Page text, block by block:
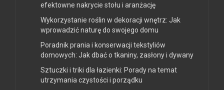
efektowne nakrycie stołu i aranżację
Wykorzystanie roślin w dekoracji wnętrz: Jak
wprowadzić naturę do swojego domu
Poradnik prania i konserwacji tekstyliów
domowych: Jak dbać o tkaniny, zasłony i dywany
Sztuczki i triki dla łazienki: Porady na temat
utrzymania czystości i porządku